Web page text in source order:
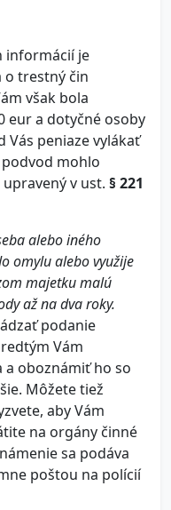
informácií je
o trestný čin
však bola
eur a dotyčné osoby
Vás peniaze vylákať
mohlo
v ust. § 221
alebo iného
omylu alebo využije
majetku malú
až na dva roky.
podanie
Vám
oboznámiť ho so
Môžete tiež
aby Vám
na orgány činné
sa podáva
poštou na polícií